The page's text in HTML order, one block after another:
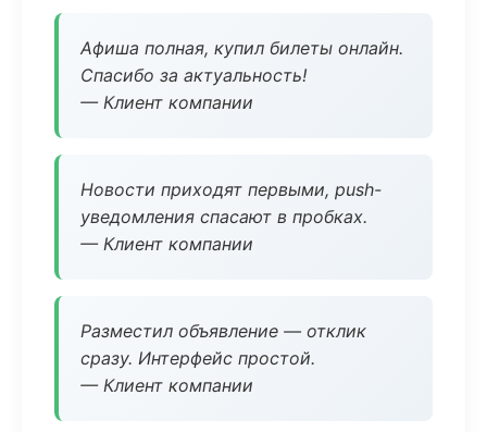
Афиша полная, купил билеты онлайн.
Спасибо за актуальность!
— Клиент компании
Новости приходят первыми, push-
уведомления спасают в пробках.
— Клиент компании
Разместил объявление — отклик
сразу. Интерфейс простой.
— Клиент компании